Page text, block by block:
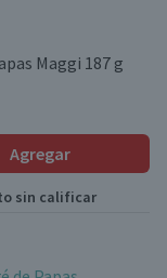
Maggi 187 g
Agregar
sin calificar